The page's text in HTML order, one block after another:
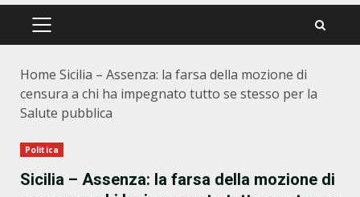
PRIMÄRES
Home Sicilia – Assenza: la farsa della mozione di
censura a chi ha impegnato tutto se stesso per la
Salute pubblica
Politica
Sicilia – Assenza: la farsa della mozione di